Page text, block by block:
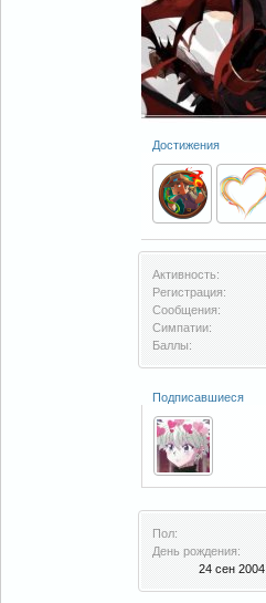
Достижения
Активность:
Регистрация:
Сообщения:
Симпатии:
Баллы:
Подписавшиеся
Пол:
День рождения:
24 сен 2004